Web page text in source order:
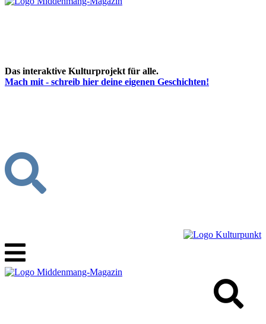
Das interaktive Kulturprojekt für alle.
Mach mit - schreib hier deine eigenen Geschichten!